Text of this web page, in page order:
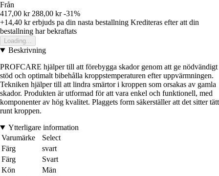
Från
417,00 kr 288,00 kr -31%
+14,40 krerbjuds pa din nasta bestallning Krediteras efter att din
bestallning har bekraftats
Loading...
Beskrivning
PROFCARE hjälper till att förebygga skador genom att ge nödvändigt
stöd och optimalt bibehålla kroppstemperaturen efter uppvärmningen.
Tekniken hjälper till att lindra smärtor i kroppen som orsakas av gamla
skador. Produkten är utformad för att vara enkel och funktionell, med
komponenter av hög kvalitet. Plaggets form säkerställer att det sitter tätt
runt kroppen.
Ytterligare information
Varumärke
Select
Färg
svart
Färg
Svart
Kön
Män